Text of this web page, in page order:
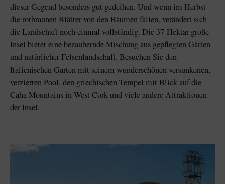
dieser Gegend besonders gut gedeihen. Und wenn im Herbst
die rotbraunen Blätter von den Bäumen fallen, verändert sich
die Landschaft noch einmal vollständig. Die 37 Hektar große
Insel bietet eine bezaubernde Mischung aus gepflegten Gärten
und natürlicher Felsenlandschaft. Besuchen Sie den
Italienischen Garten mit seinem wunderschönen versunkenen,
verzierten Pool, den griechischen Tempel mit Blick auf die
Caha Mountains in West Cork und viele andere Attraktionen
der Insel.